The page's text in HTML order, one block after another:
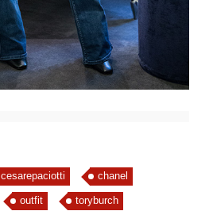
cesarepaciotti chanel
outfit toryburch